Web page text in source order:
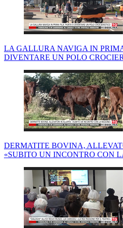
LA GALLURA NAVIGA IN
DIVENTARE UN POLO
DERMATITE BOVINA,
«SUBITO UN INCONTRO CON